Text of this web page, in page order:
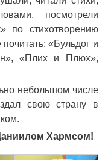
посмотрели
по стихотворению
«Бульдог и
«Плих и Плюх»,
небольшом числе
свою страну в
Хармсом!